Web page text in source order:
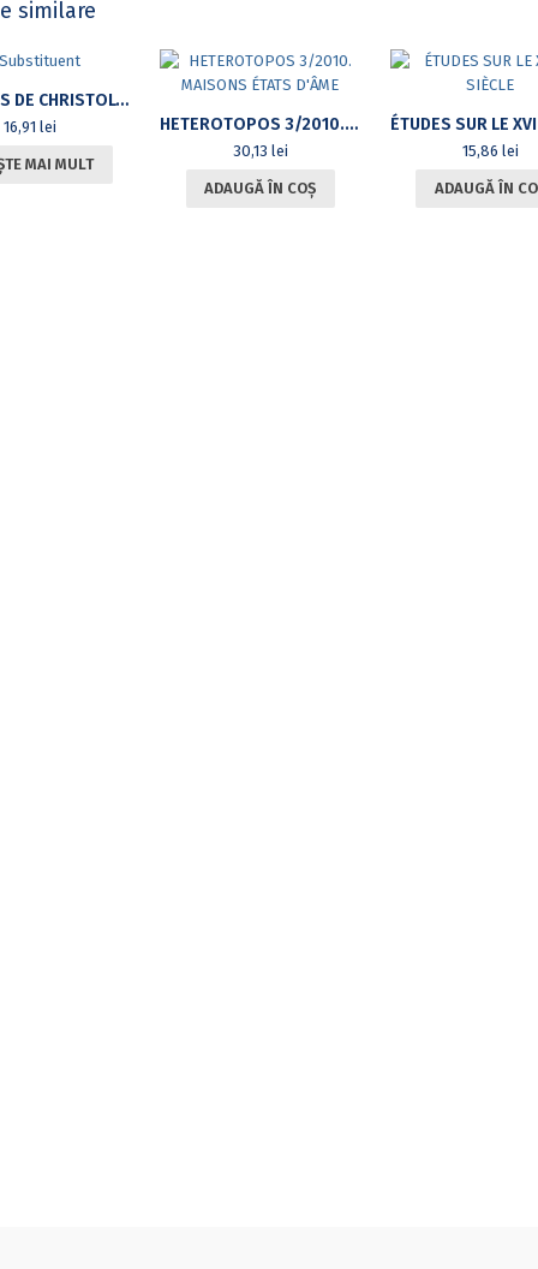
similare
ÉLÉMENTS DE CHRISTOLOGIE DANS LES SERMONS DE JACQUES BÉNIGNE BOSSUET
16,91 lei
MAI MULT
HETEROTOPOS 3/2010. MAISONS ÉTATS D’ÂME
30,13 lei
ADAUGĂ ÎN COȘ
15,86 lei
ADAUGĂ ÎN